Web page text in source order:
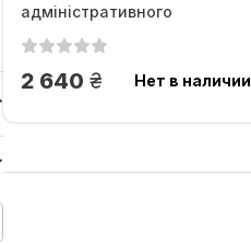
адміністративного
судочинства...
2 640 грн. Нет в наличии